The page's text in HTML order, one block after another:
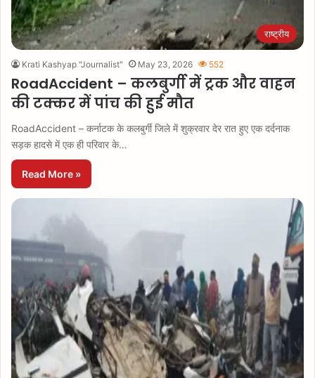
राष्ट्रीय
Krati Kashyap "Journalist" May 23, 2026 552
RoadAccident – कलबुर्गी में ट्रक और वाहन
की टक्कर में पांच की हुई मौत
RoadAccident – कर्नाटक के कलबुर्गी जिले में शुक्रवार देर रात हुए एक दर्दनाक
सड़क हादसे में एक ही परिवार के…
Read More »